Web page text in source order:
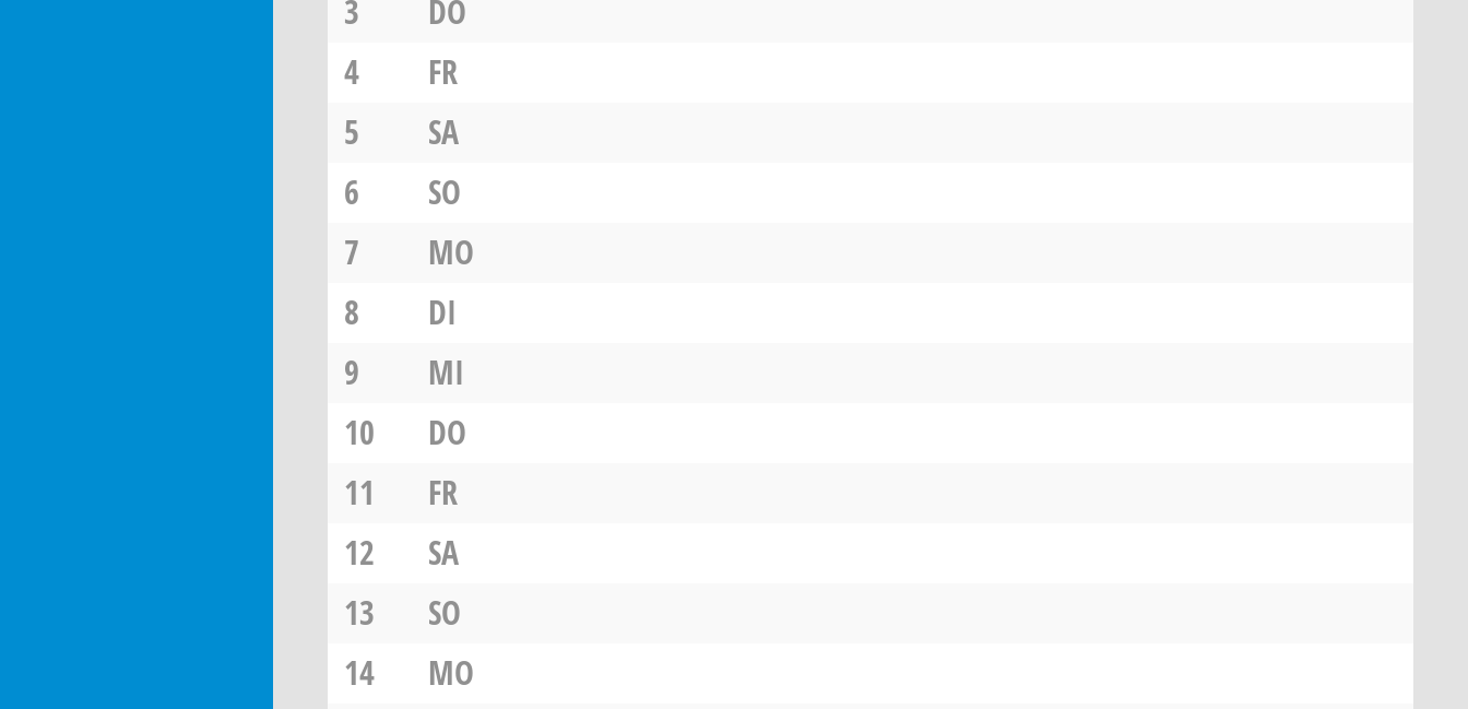
3
DO
4
FR
5
SA
6
SO
7
MO
8
DI
9
MI
10
DO
11
FR
12
SA
13
SO
14
MO